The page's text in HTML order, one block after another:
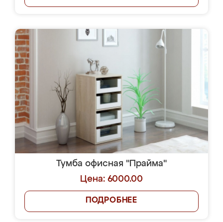
Тумба офисная "Прайма"
Цена: 6000.00
ПОДРОБНЕЕ